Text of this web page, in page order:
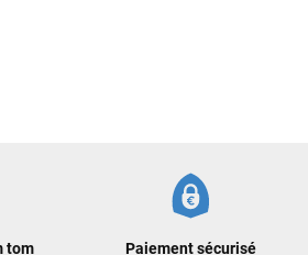
tom Paiement sécurisé
reçu tout le matériel dans un colis
tester ça sur l’eau ! Je
réactivité.